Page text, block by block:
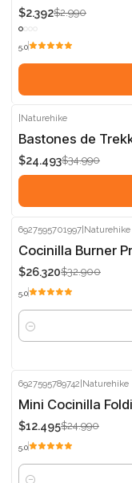
$2.392$2.990
5.0
-30%
|Naturehike
Bastones de
$24.493$34.990
-20%
6927595701997 Naturehike
Cocinilla Burner
$26.320$32.900
5.0
Cantidad
-50%
6927595789742 Naturehike
Mini Cocinilla
$12.495$24.990
5.0